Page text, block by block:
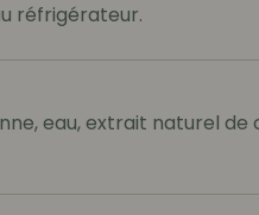
réfrigérateur.
eau, extrait naturel de